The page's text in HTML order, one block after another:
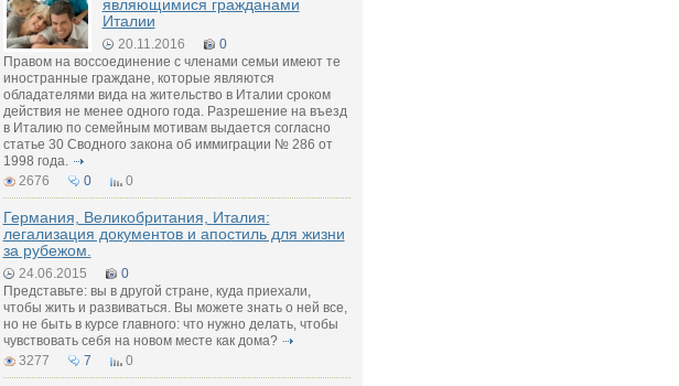
являющимися гражданами
Италии
20.11.2016
0
Правом на воссоединение с членами семьи имеют те
иностранные граждане, которые являются
обладателями вида на жительство в Италии сроком
действия не менее одного года. Разрешение на въезд
в Италию по семейным мотивам выдается согласно
статье 30 Сводного закона об иммиграции № 286 от
1998 года.
2676
0 0
Германия, Великобритания, Италия:
легализация документов и апостиль для жизни
за рубежом.
24.06.2015
0
Представьте: вы в другой стране, куда приехали,
чтобы жить и развиваться. Вы можете знать о ней все,
но не быть в курсе главного: что нужно делать, чтобы
чувствовать себя на новом месте как дома?
3277
7 0